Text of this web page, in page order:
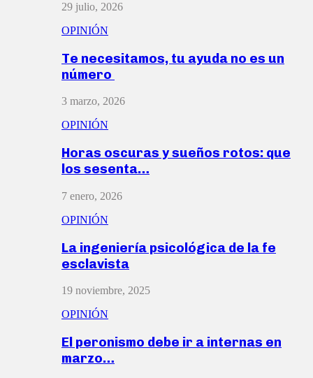
29 julio, 2026
OPINIÓN
Te necesitamos, tu ayuda no es un
número
3 marzo, 2026
OPINIÓN
Horas oscuras y sueños rotos: que
los sesenta…
7 enero, 2026
OPINIÓN
La ingeniería psicológica de la fe
esclavista
19 noviembre, 2025
OPINIÓN
El peronismo debe ir a internas en
marzo…